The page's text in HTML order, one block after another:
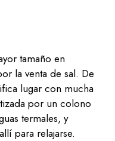
tamaño en
la venta de sal. De
lugar con mucha
por un colono
termales, y
para relajarse.